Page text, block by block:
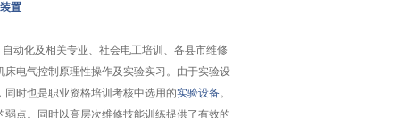
置
动化及相关专业、社会电工培训、各县市维修
床电气控制原理性操作及实验实习。由于实验设
时也是职业资格培训考核中选用的实验设备。
点。同时以高层次维修技能训练提供了有效的